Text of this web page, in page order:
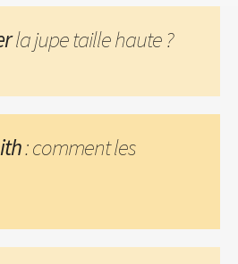
la jupe taille haute ?
: comment les